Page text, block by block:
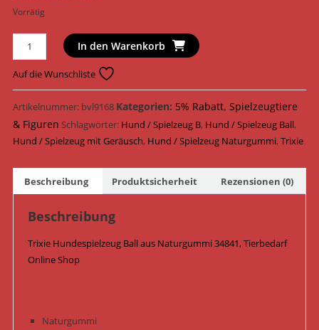
Vorrätig
Trixie
Hundespielzeug
Ball
Naturgummi
ø
6
cm
/
Orange
In den Warenkorb
Auf die Wunschliste
Artikelnummer: bvl9168 Kategorien: 5% Rabatt, Spielzeugtiere
& Figuren Schlagwörter: Hund / Spielzeug B, Hund / Spielzeug Ball,
Hund / Spielzeug mit Geräusch, Hund / Spielzeug Naturgummi,Trixie
Beschreibung Produktsicherheit Rezensionen (0)
Beschreibung
Trixie Hundespielzeug Ball aus Naturgummi 34841, Tierbedarf
Online Shop
Naturgummi